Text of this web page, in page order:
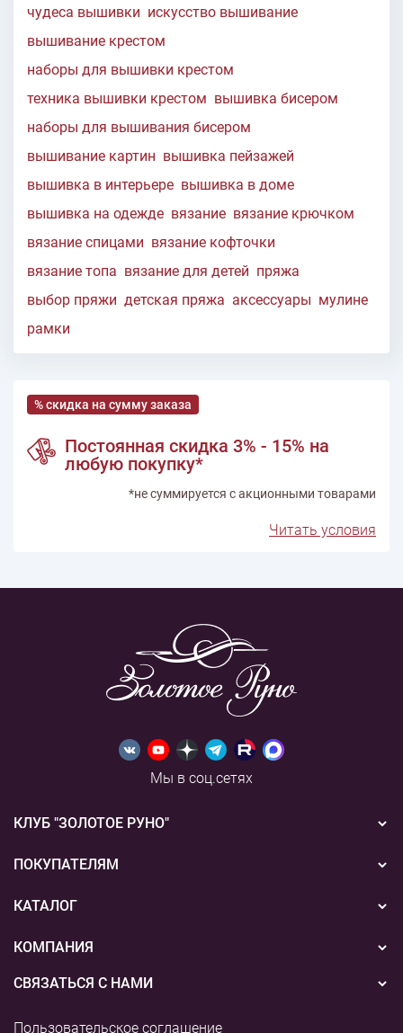
чудеса вышивки искусство вышивание
вышивание крестом
наборы для вышивки крестом
техника вышивки крестом вышивка бисером
наборы для вышивания бисером
вышивание картин вышивка пейзажей
вышивка в интерьере вышивка в доме
вышивка на одежде вязание вязание крючком
вязание спицами вязание кофточки
вязание топа вязание для детей пряжа
выбор пряжи детская пряжа аксессуары мулине
рамки
% скидка на сумму заказа
Постоянная скидка 3% - 15% на
любую покупку*
*не суммируется с акционными товарами
Читать условия
Мы в соц.сетях
КЛУБ "ЗОЛОТОЕ РУНО"
Новости
Акции
ПОКУПАТЕЛЯМ
Бонусная система
Подарочные сертификаты
Способы оплаты
КАТАЛОГ
Вышивка
Пряжа
КОМПАНИЯ
О нас
Наши магазины
СВЯЗАТЬСЯ С НАМИ
Пользовательское соглашение